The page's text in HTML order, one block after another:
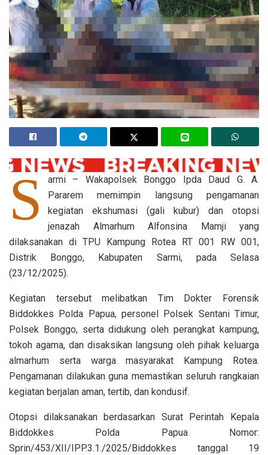
S
armi – Wakapolsek Bonggo Ipda Daud G. A.
Pararem memimpin langsung pengamanan
kegiatan ekshumasi (gali kubur) dan otopsi
jenazah Almarhum Alfonsina Mamji yang
dilaksanakan di TPU Kampung Rotea RT 001 RW 001,
Distrik Bonggo, Kabupaten Sarmi, pada Selasa
(23/12/2025).
Kegiatan tersebut melibatkan Tim Dokter Forensik
Biddokkes Polda Papua, personel Polsek Sentani Timur,
Polsek Bonggo, serta didukung oleh perangkat kampung,
tokoh agama, dan disaksikan langsung oleh pihak keluarga
almarhum serta warga masyarakat Kampung Rotea.
Pengamanan dilakukan guna memastikan seluruh rangkaian
kegiatan berjalan aman, tertib, dan kondusif.
Otopsi dilaksanakan berdasarkan Surat Perintah Kepala
Biddokkes Polda Papua Nomor:
Sprin/453/XII/IPP.3.1./2025/Biddokkes tanggal 19